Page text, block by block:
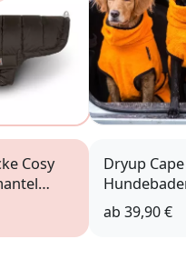
Cosy
Dryup Cape
clementine
ab 39,90 €